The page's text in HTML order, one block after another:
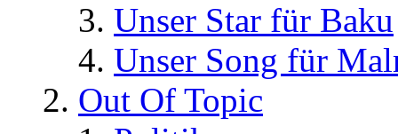
Unser Star für Baku
Unser Song für
Out Of Topic